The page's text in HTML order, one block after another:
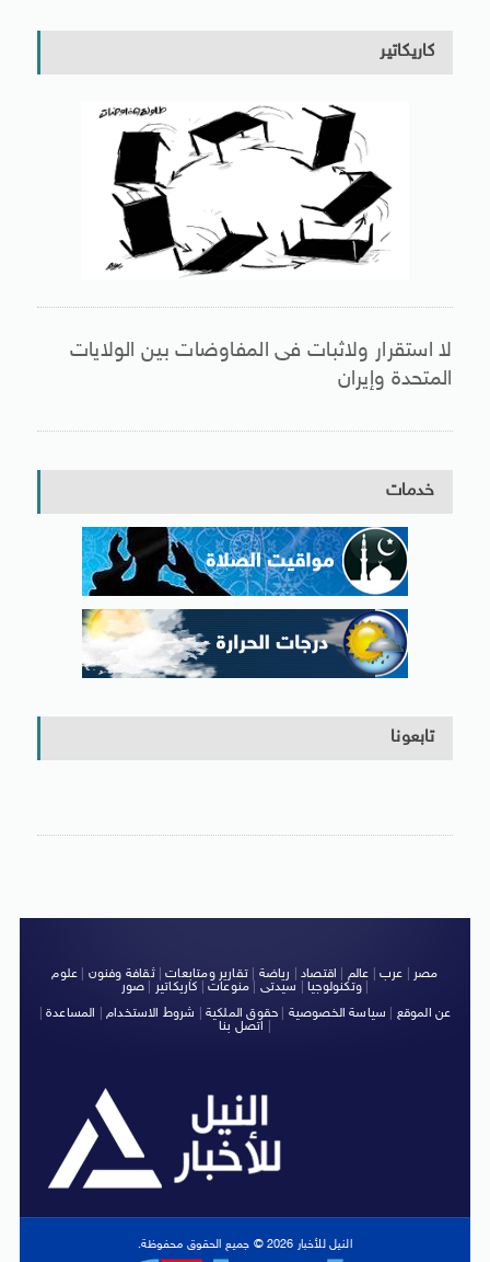
كاريكاتير
لا استقرار ولاثبات فى المفاوضات بين الولايات
المتحدة وإيران
خدمات
تابعونا
مصر عرب عالم اقتصاد رياضة |تقارير ومتابعات|ثقافة وفنون
علوم
وتكنولوجيا| سيدتى منوعات كاريكاتير صور
|
عن الموقع
سياسة الخصوصية حقوق الملكية شروط الاستخدام| المساعدة|
اتصل بنا
النيل للأخبار 2026 © جميع الحقوق محفوظة.